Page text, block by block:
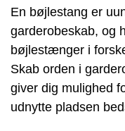
En bøjlestang er
garderobeskab, og
bøjlestænger i
Skab orden i
giver dig mulighed
udnytte pladsen